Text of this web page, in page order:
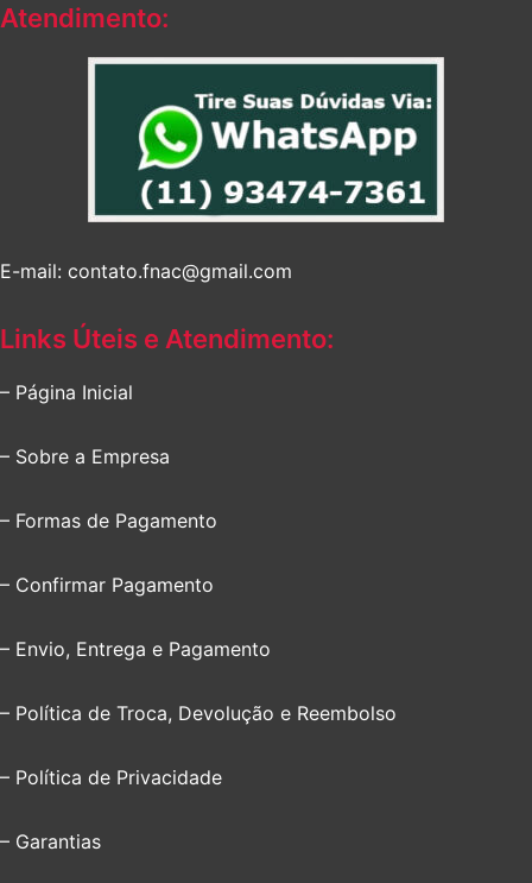
Atendimento:
E-mail: contato.fnac@gmail.com
Links Úteis e Atendimento:
– Página Inicial
– Sobre a Empresa
– Formas de Pagamento
– Confirmar Pagamento
– Envio, Entrega e Pagamento
– Política de Troca, Devolução e Reembolso
– Política de Privacidade
– Garantias